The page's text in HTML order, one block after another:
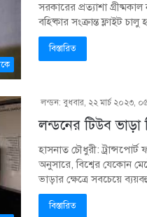
সরকারের প্রত্যাশা
বহিষ্কার সংক্রান্ত ফ্লাইট চালু
বিস্তারিত
লন্ডন: বুধবার, ২২ মার্চ ২০২৩,
লন্ডনের টিউব ভাড়া
হাসনাত চৌধুরী:
অনুসারে, বিশ্বের যেকোন
ভাড়ার ক্ষেত্রে সবচেয়ে
বিস্তারিত